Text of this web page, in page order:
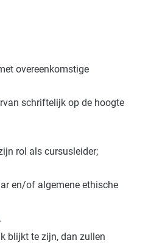
overeenkomstige
schriftelijk op de hoogte
rol als cursusleider;
en/of algemene ethische
blijkt te zijn, dan zullen